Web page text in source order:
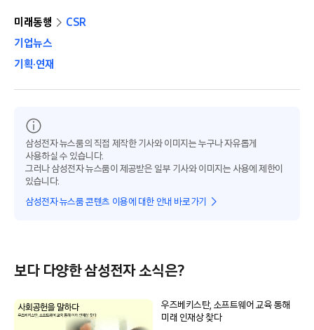
미래동행
CSR
기업뉴스
기획·연재
삼성전자 뉴스룸의 직접 제작한 기사와 이미지는 누구나 자유롭게
사용하실 수 있습니다.
그러나 삼성전자 뉴스룸이 제공받은 일부 기사와 이미지는 사용에 제한이
있습니다.
삼성전자 뉴스룸 콘텐츠 이용에 대한 안내 바로가기
보다 다양한 삼성전자 소식은?
우즈베키스탄, 소프트웨어 교육 통해
미래 인재상 찾다